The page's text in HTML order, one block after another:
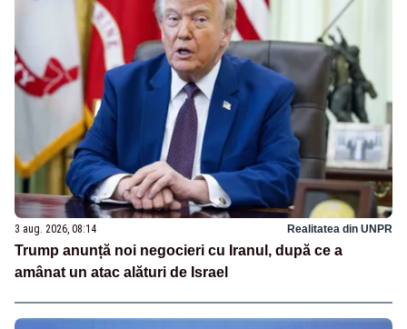
3 aug. 2026, 08:14 Realitatea din UNPR
Trump anunță noi negocieri cu Iranul, după ce a
amânat un atac alături de Israel